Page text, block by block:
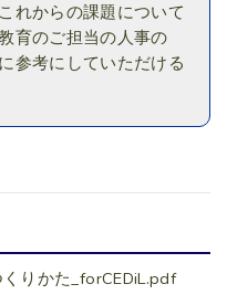
れからの課題について
育のご担当の人事の
参考にしていただける
りかた_forCEDiL.pdf